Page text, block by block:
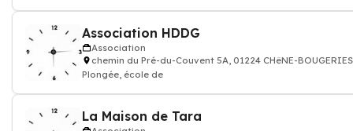
Association HDDG
Association
chemin du Pré-du-Couvent 5A, 01224 CHêNE-BOUGERIES
Plongée, école de
La Maison de Tara